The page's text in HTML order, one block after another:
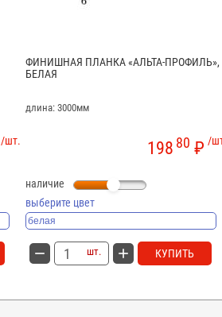
/шт.
ФИНИШНАЯ ПЛАНКА «АЛЬТА-ПРОФИЛЬ»,
БЕЛАЯ
длина: 3000мм
/
198 80 ₽
наличие
выберите цвет
шт. КУПИТЬ